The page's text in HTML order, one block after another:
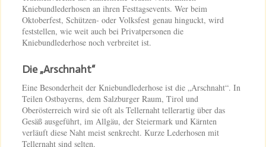
Kniebundlederhosen an ihren Festtagsevents. Wer beim
Oktoberfest, Schützen- oder Volksfest genau hinguckt, wird
feststellen, wie weit auch bei Privatpersonen die
Kniebundlederhose noch verbreitet ist.
Die „Arschnaht“
Eine Besonderheit der Kniebundlederhose ist die „Arschnaht“. In
Teilen Ostbayerns, dem Salzburger Raum, Tirol und
Oberösterreich wird sie oft als Tellernaht tellerartig über das
Gesäß ausgeführt, im Allgäu, der Steiermark und Kärnten
verläuft diese Naht meist senkrecht. Kurze Lederhosen mit
Tellernaht sind selten.